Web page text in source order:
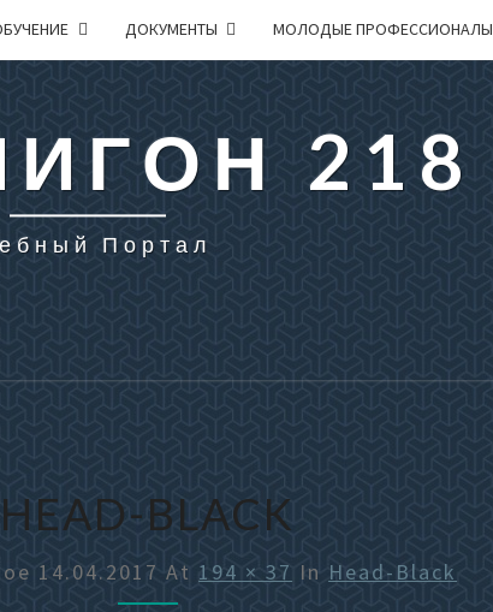
ДОКУМЕНТЫ МОЛОДЫЕ ПРОФЕССИОНАЛЫ
218
Портал
HEAD-BLACK
14.04.2017 At 194 × 37 In Head-Black